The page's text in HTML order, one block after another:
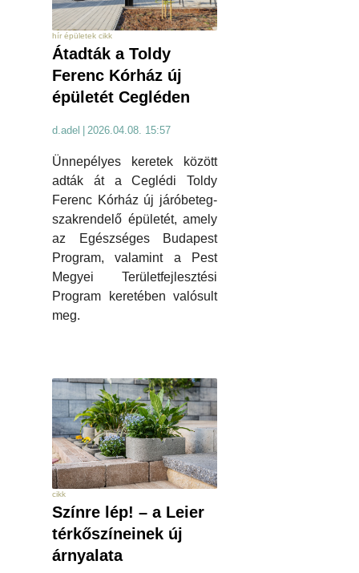
hír épületek cikk
Átadták a Toldy
Ferenc Kórház új
épületét Cegléden
d.adel 2026.04.08. 15:57
Ünnepélyes keretek között
adták át a Ceglédi Toldy
Ferenc Kórház új járóbeteg-
szakrendelő épületét, amely
az Egészséges Budapest
Program, valamint a Pest
Megyei Területfejlesztési
Program keretében valósult
meg.
cikk
Színre lép! – a Leier
térkőszíneinek új
árnyalata